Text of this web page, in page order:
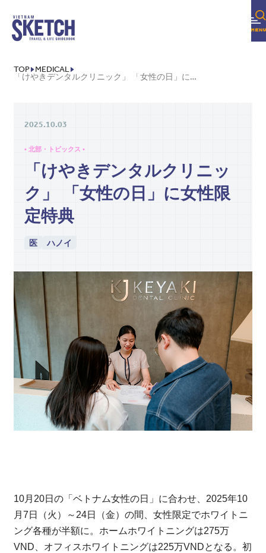
TOP MEDICAL
「けやきデンタルクリニック」 「女性の日」に女性限定特典
2025.10.03
• 北部・トピックス •
「けやきデンタルクリニッ
ク」 「女性の日」に女性限
定特典
医 ハノイ
10月20日の「ベトナム女性の日」に合わせ、2025年10
月7日（火）～24日（金）の間、女性限定でホワイトニ
ング各種が半額に。ホームホワイトニングは275万
VND、オフィスホワイトニングは225万VNDとなる。初